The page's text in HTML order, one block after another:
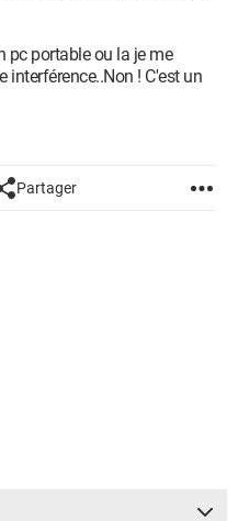
pc portable ou la je me
interférence..Non ! C'est un
Partager